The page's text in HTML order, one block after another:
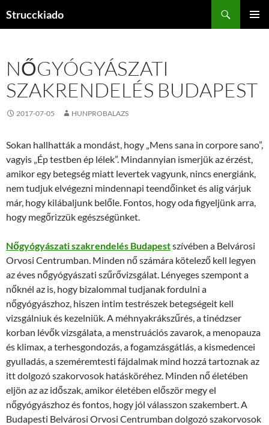
Strucckiado
NŐGYÓGYÁSZATI
SZAKRENDELÉS BUDAPEST
2017-07-05 HUNPROBALAZS
Sokan hallhatták a mondást, hogy „Mens sana in corpore sano”,
vagyis „Ép testben ép lélek”. Mindannyian ismerjük az érzést,
amikor egy betegség miatt levertek vagyunk, nincs energiánk,
nem tudjuk elvégezni mindennapi teendőinket és alig várjuk
már, hogy kilábaljunk belőle. Fontos, hogy oda figyeljünk arra,
hogy megőrizzük egészségünket.
Nőgyógyászati szakrendelés Budapestszívében a Belvárosi
Orvosi Centrumban. Minden nő számára kötelező kell legyen
az éves nőgyógyászati szűrővizsgálat. Lényeges szempont a
nőknél az is, hogy bizalommal tudjanak fordulni a
nőgyógyászhoz, hiszen intim testrészek betegségeit kell
vizsgálniuk és kezelniük. A méhnyakrákszűrés, a tinédzser
korban lévők vizsgálata, a menstruációs zavarok, a menopauza
és klimax, a terhesgondozás, a fogamzásgátlás, a kismedencei
gyulladás, a szeméremtesti fájdalmak mind hozzá tartoznak az
itt dolgozó szakorvosok hatásköréhez. Minden nő életében
eljön az az időszak, amikor életében először megy el
nőgyógyászhoz és fontos, hogy jól válasszon szakembert. A
Budapesti Belvárosi Orvosi Centrumban dolgozó szakorvosok